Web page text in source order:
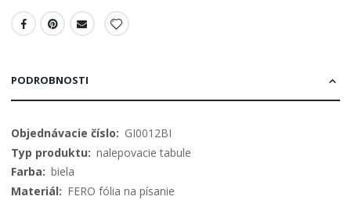
PODROBNOSTI
Viac
informácií
GI0012BI
nalepovacie tabule
biela
FERO fólia na písanie